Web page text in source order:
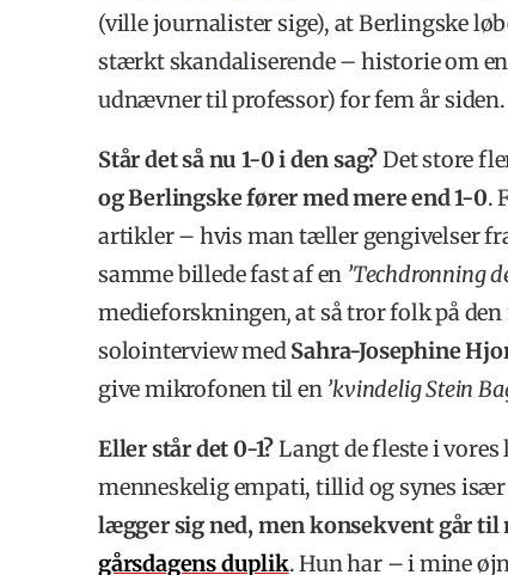
(ville journalister sige), at Berlingske
stærkt skandaliserende – historie om
udnævner til professor) for fem år siden.
Står det så nu 1-0 i den sag?Det store
og Berlingske fører med mere end 1-0.
artikler – hvis man tæller gengivelser
samme billede fast af en ’Techdronning
medieforskningen,at så tror folk på
solointerview medSahra-Josephine
give mikrofonen til en ’kvindelig Stein
Eller står det 0-1?Langt de fleste i
menneskelig empati, tillid og synes især
lægger sig ned, men konsekvent går til
gårsdagens duplik. Hun har – i mine